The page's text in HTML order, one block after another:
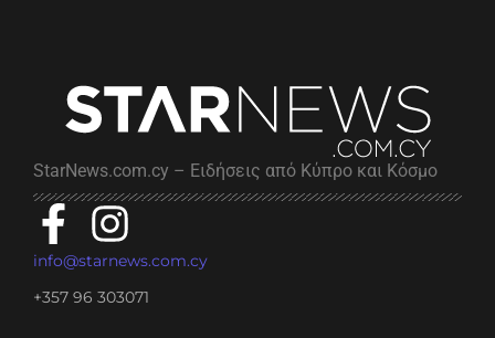
StarNews.com.cy – Ειδήσεις από Κύπρο και Κόσμο
info@starnews.com.cy
+357 96 303071